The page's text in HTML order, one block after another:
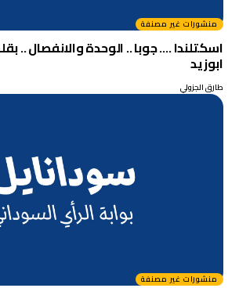
منشورات غير مصنفة
اسكتلندا …. جوبا .. الوحدة والانفصال ..
ابوزيد
طارق الجزولي
منشورات غير مصنفة